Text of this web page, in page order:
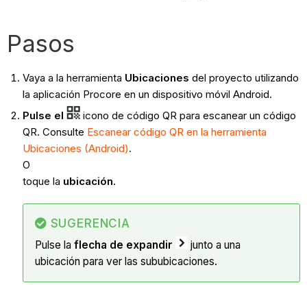
Pasos
Vaya a la herramienta Ubicaciones del proyecto utilizando
la aplicación Procore en un dispositivo móvil Android.
Pulse el
icono de código QR para escanear un código
QR. Consulte Escanear código QR en la herramienta
Ubicaciones (Android).
O
toque la ubicación.
SUGERENCIA
Pulse laflecha de expandir
junto a una
ubicación para ver las sububicaciones.